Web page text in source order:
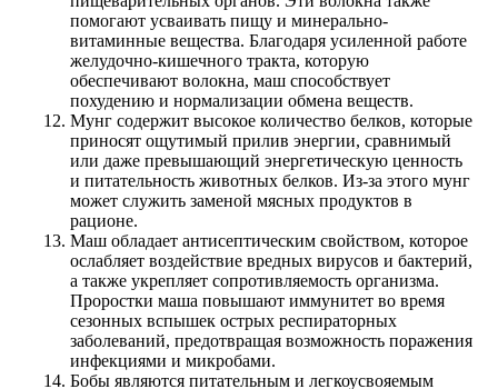
помогают усваивать пищу и минерально-
витаминные вещества. Благодаря усиленной работе
желудочно-кишечного тракта, которую
обеспечивают волокна, маш способствует
похудению и нормализации обмена веществ.
Мунг содержит высокое количество белков, которые
приносят ощутимый прилив энергии, сравнимый
или даже превышающий энергетическую ценность
и питательность животных белков. Из-за этого мунг
может служить заменой мясных продуктов в
рационе.
Маш обладает антисептическим свойством, которое
ослабляет воздействие вредных вирусов и бактерий,
а также укрепляет сопротивляемость организма.
Проростки маша повышают иммунитет во время
сезонных вспышек острых респираторных
заболеваний, предотвращая возможность поражения
инфекциями и микробами.
Бобы являются питательным и легкоусвояемым